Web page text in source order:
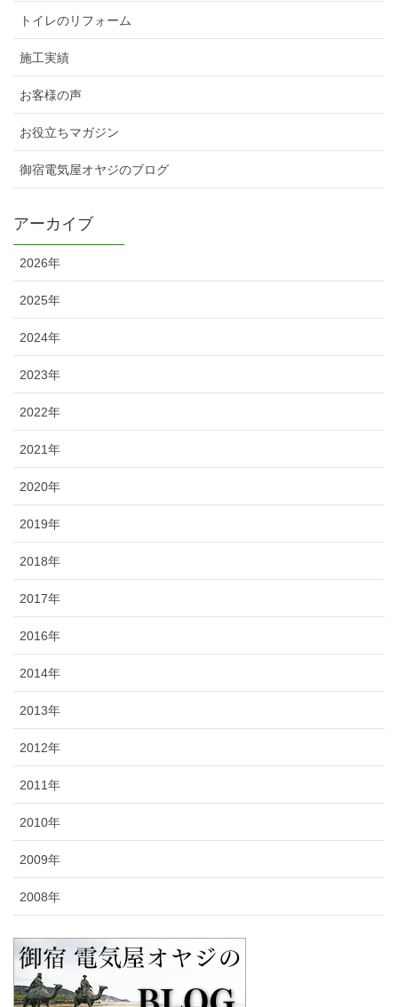
トイレのリフォーム
施工実績
お客様の声
お役立ちマガジン
御宿電気屋オヤジのブログ
アーカイブ
2026年
2025年
2024年
2023年
2022年
2021年
2020年
2019年
2018年
2017年
2016年
2014年
2013年
2012年
2011年
2010年
2009年
2008年